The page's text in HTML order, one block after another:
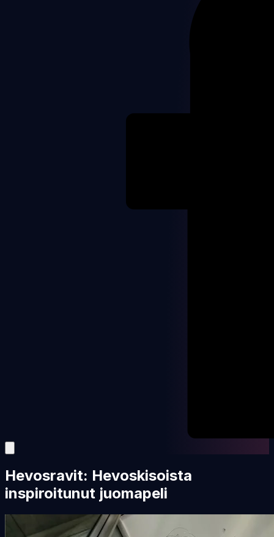
Hevosravit: Hevoskisoista
inspiroitunut juomapeli